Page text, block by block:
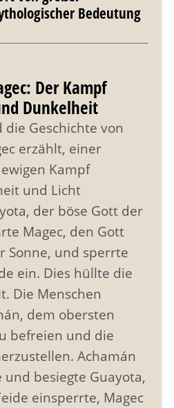
Bedeutung
Der Kampf
Dunkelheit
Geschichte von
erzählt, einer
Kampf
und Licht
der böse Gott der
Magec, den Gott
Sonne, und sperrte
ein. Dies hüllte die
Die Menschen
dem obersten
befreien und die
Achamán
besiegte Guayota,
einsperrte, Magec